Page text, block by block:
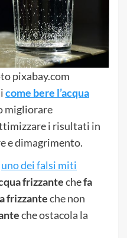
pixabay.com
come bere l’acqua
migliorare
i risultati in
e dimagrimento.
uno dei falsi miti
frizzantechefa
frizzanteche non
che ostacola la